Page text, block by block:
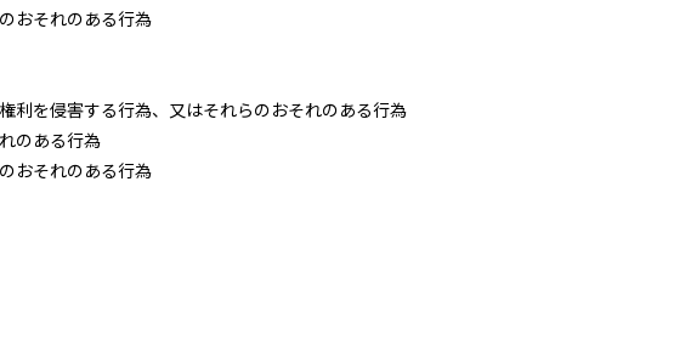
おそれのある行為
利を侵害する行為、又はそれらのおそれのある行為
のある行為
おそれのある行為